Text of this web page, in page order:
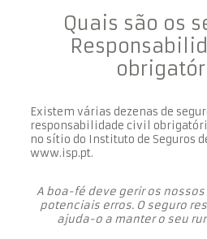
Quais são os
Existem várias dezenas de
responsabilidade civil
no sítio do Instituto de Seguros
www.isp.pt.
A boa-fé deve gerir os
potenciais erros. O seguro
ajuda-o a manter o seu